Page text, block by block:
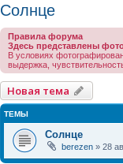
Солнце
Правила форума
Здесь представлены
В условиях
выдержка,
Новая тема
ТЕМЫ
Солнце
berezen » 28